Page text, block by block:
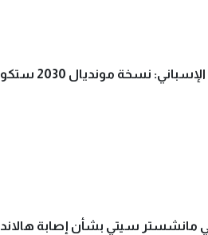
نسخة مونديال 2030 ستكون استثنائية
مانشستر سيتي بشأن إصابة هالاند